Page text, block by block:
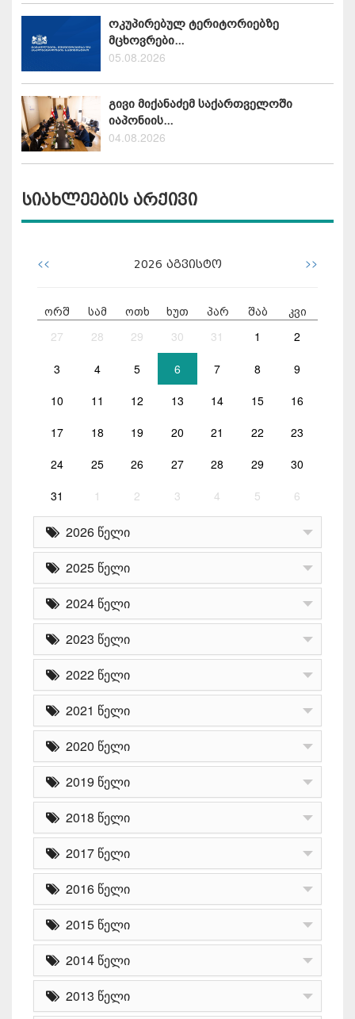
ოკუპირებულ ტერიტორიებზე
მცხოვრები...
05.08.2026
გივი მიქანაძემ საქართველოში
იაპონიის...
04.08.2026
სიახლეების არქივი
<< 2026 აგვისტო >>
ორშ სამ ოთხ ხუთ პარ შაბ კვი
27 28 29 30 31 1 2
3 4 5 6 7 8 9
10 11 12 13 14 15 16
17 18 19 20 21 22 23
24 25 26 27 28 29 30
31 1 2 3 4 5 6
2026 წელი
2025 წელი
2024 წელი
2023 წელი
2022 წელი
2021 წელი
2020 წელი
2019 წელი
2018 წელი
2017 წელი
2016 წელი
2015 წელი
2014 წელი
2013 წელი